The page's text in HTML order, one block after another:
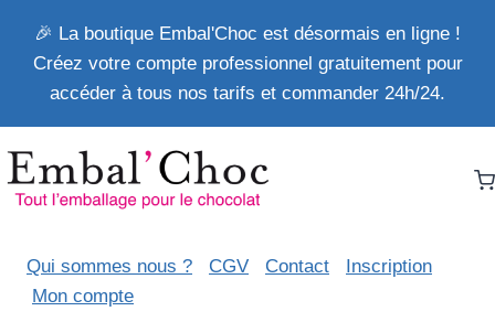
contenu
🎉 La boutique Embal'Choc est désormais en ligne !
Créez votre compte professionnel gratuitement pour
accéder à tous nos tarifs et commander 24h/24.
Qui sommes nous ? CGV Contact
Inscription
Mon compte